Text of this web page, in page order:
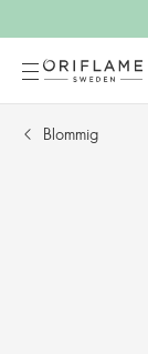
Blommig